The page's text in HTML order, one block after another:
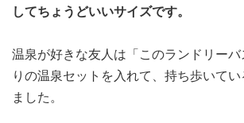
してちょうどいいサイズです。
温泉が好きな友人は「このランドリー
りの温泉セットを入れて、持ち歩いて
ました。